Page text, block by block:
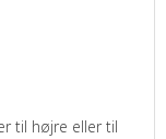
til højre eller til